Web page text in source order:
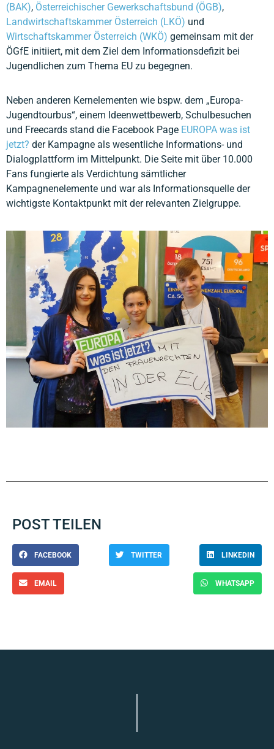
(BAK), Österreichischer Gewerkschaftsbund (ÖGB),
Landwirtschaftskammer Österreich (LKÖ) und
Wirtschaftskammer Österreich (WKÖ) gemeinsam mit der
ÖGfE initiiert, mit dem Ziel dem Informationsdefizit bei
Jugendlichen zum Thema EU zu begegnen.
Neben anderen Kernelementen wie bspw. dem „Europa-
Jugendtourbus“, einem Ideenwettbewerb, Schulbesuchen
und Freecards stand die Facebook Page EUROPA was ist
jetzt? der Kampagne als wesentliche Informations- und
Dialogplattform im Mittelpunkt. Die Seite mit über 10.000
Fans fungierte als Verdichtung sämtlicher
Kampagnenelemente und war als Informationsquelle der
wichtigste Kontaktpunkt mit der relevanten Zielgruppe.
POST TEILEN
FACEBOOK TWITTER LINKEDIN
EMAIL WHATSAPP